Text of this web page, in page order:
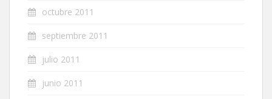
octubre 2011
septiembre 2011
julio 2011
junio 2011